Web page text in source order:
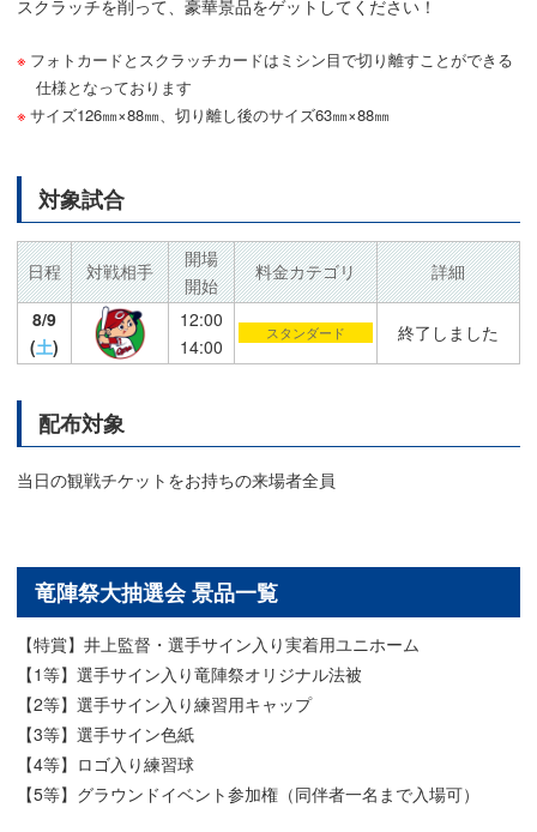
スクラッチを削って、豪華景品をゲットしてください！
フォトカードとスクラッチカードはミシン目で切り離すことができる
仕様となっております
サイズ126㎜×88㎜、切り離し後のサイズ63㎜×88㎜
対象試合
日程 対戦相手
開場
開始
料金カテゴリ
詳細
8/9
(土)
12:00
14:00
スタンダード 終了しました
配布対象
当日の観戦チケットをお持ちの来場者全員
竜陣祭大抽選会 景品一覧
【特賞】井上監督・選手サイン入り実着用ユニホーム
【1等】選手サイン入り竜陣祭オリジナル法被
【2等】選手サイン入り練習用キャップ
【3等】選手サイン色紙
【4等】ロゴ入り練習球
【5等】グラウンドイベント参加権（同伴者一名まで入場可）